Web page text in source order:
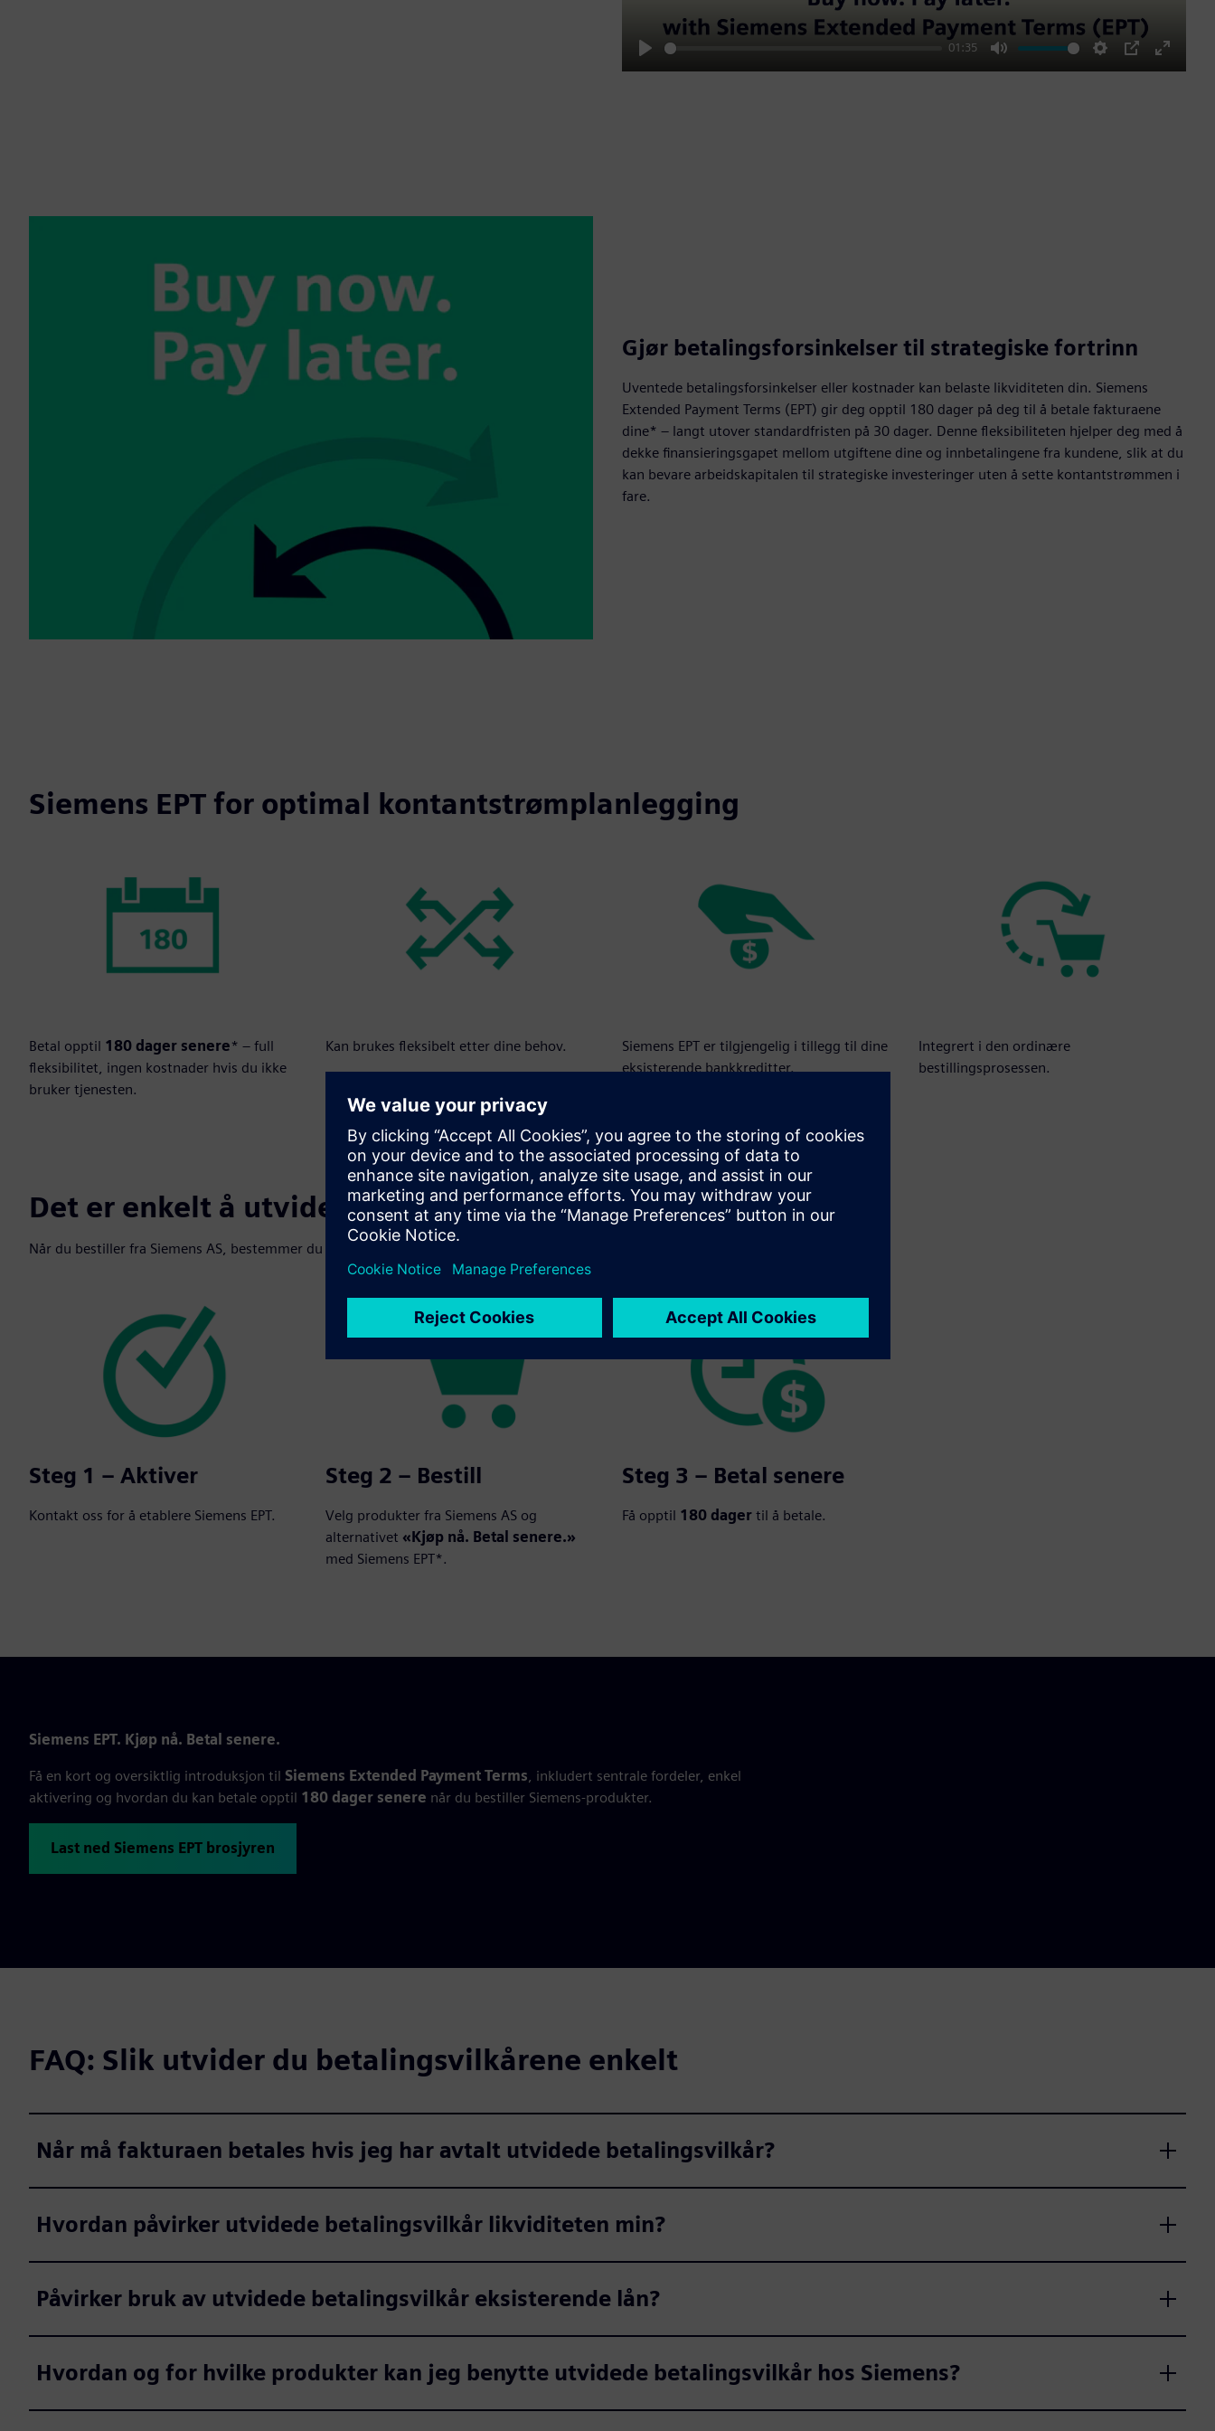
Play
01:35
Mute Settings
PIP
Enter
Gjør betalingsforsinkelser til strategiske fortrinn
Uventede betalingsforsinkelser eller kostnader kan belaste likviditeten din. Siemens
Extended Payment Terms (EPT) gir deg opptil 180 dager på deg til å betale fakturaene
dine* – langt utover standardfristen på 30 dager. Denne fleksibiliteten hjelper deg med å
dekke finansieringsgapet mellom utgiftene dine og innbetalingene fra kundene, slik at du
kan bevare arbeidskapitalen til strategiske investeringer uten å sette kontantstrømmen i
fare.
Siemens EPT for optimal kontantstrømplanlegging
Betal opptil 180 dager senere* – full
fleksibilitet, ingen kostnader hvis du ikke
bruker tjenesten.
Kan brukes fleksibelt etter dine behov.
Siemens EPT er tilgjengelig i tillegg til dine
eksisterende bankkreditter.
Integrert i den ordinære
bestillingsprosessen.
Det er enkelt å utvide betalingsfristen
Når du bestiller fra Siemens AS, bestemmer du selv når betalingen skal skje – opptil
Steg 1 – Aktiver
Kontakt oss for å etablere Siemens EPT.
Steg 2 – Bestill
Velg produkter fra Siemens AS og
alternativet «Kjøp nå. Betal senere.»
med Siemens EPT*.
Steg 3 – Betal senere
Få opptil 180 dager til å betale.
Siemens EPT. Kjøp nå. Betal senere.
Få en kort og oversiktlig introduksjon til Siemens Extended Payment Terms, inkludert sentrale fordeler, enkel
aktivering og hvordan du kan betale opptil 180 dager senere når du bestiller Siemens‑produkter.
Last ned Siemens EPT brosjyren
FAQ: Slik utvider du betalingsvilkårene enkelt
Når må fakturaen betales hvis jeg har avtalt utvidede betalingsvilkår?
Hvordan påvirker utvidede betalingsvilkår likviditeten min?
Påvirker bruk av utvidede betalingsvilkår eksisterende lån?
Hvordan og for hvilke produkter kan jeg benytte utvidede betalingsvilkår hos Siemens?